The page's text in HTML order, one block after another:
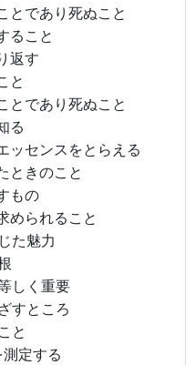
であり死ぬこと
こと
返す
と
であり死ぬこと
る
センスをとらえる
きのこと
もの
られること
た魅力
しく重要
すところ
と
定する